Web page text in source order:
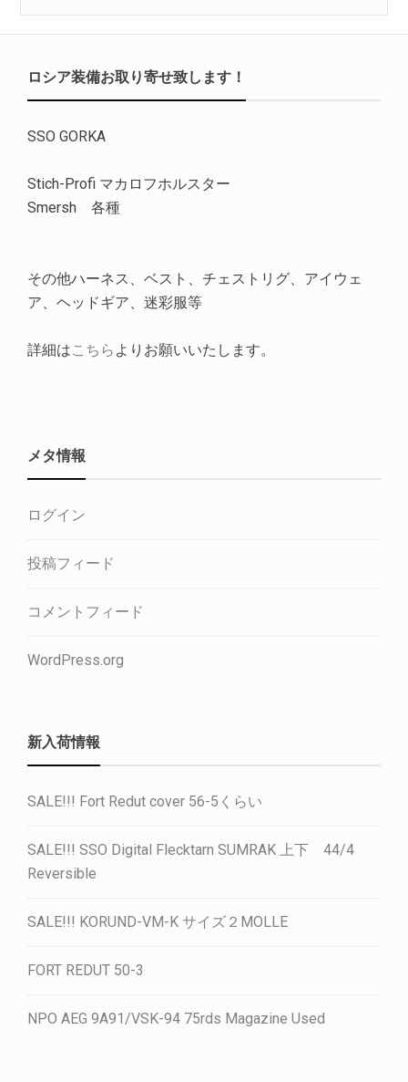
ロシア装備お取り寄せ致します！
SSO GORKA
Stich-Profi マカロフホルスター
Smersh 各種
その他ハーネス、ベスト、チェストリグ、アイウェ
ア、ヘッドギア、迷彩服等
詳細はこちら よりお願いいたします。
メタ情報
ログイン
投稿フィード
コメントフィード
WordPress.org
新入荷情報
SALE!!! Fort Redut cover 56-5くらい
SALE!!! SSO Digital Flecktarn SUMRAK 上下 44/4
Reversible
SALE!!! KORUND-VM-K サイズ２MOLLE
FORT REDUT 50-3
NPO AEG 9A91/VSK-94 75rds Magazine Used